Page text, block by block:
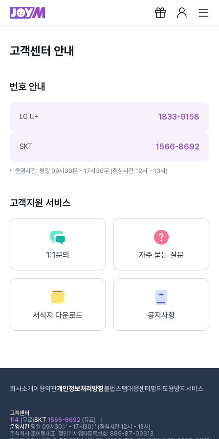
고객센터 안내
번호 안내
LG U+ 1833-9158
SKT 1566-8692
운영시간: 평일 09시30분 - 17시30분 (점심시간 12시 - 13시)
고객지원 서비스
1:1문의 자주 묻는 질문
서식지 다운로드 공지사항
회사소개이용약관개인정보처리방침불법스팸대응센터 명의도용방지서비스
고객센터
114 (무료)SKT 1566-8692 (유료)
운영시간평일 09시30분 - 17시30분 (점심시간 12시 - 13시)
주식회사 조이텔대표: 정민기 사업자등록번호: 886-87-00313